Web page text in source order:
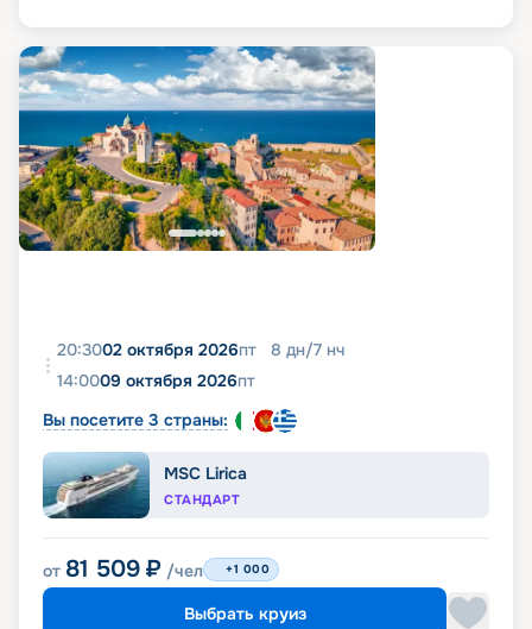
20:3002 октября 2026пт 8 дн/7 нч
14:0009 октября 2026пт
Вы посетите 3 страны:
MSC Lirica
СТАНДАРТ
от 81 509 ₽ /чел +1 000
Выбрать круиз